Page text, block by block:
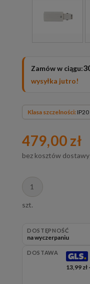
Zamów w ciągu:
wysyłka jutro!
Klasa szczelności: IP20
479,00 zł
bez kosztów dostawy
szt.
DOSTĘPNOŚĆ
na wyczerpaniu
DOSTAWA
13,99 zł